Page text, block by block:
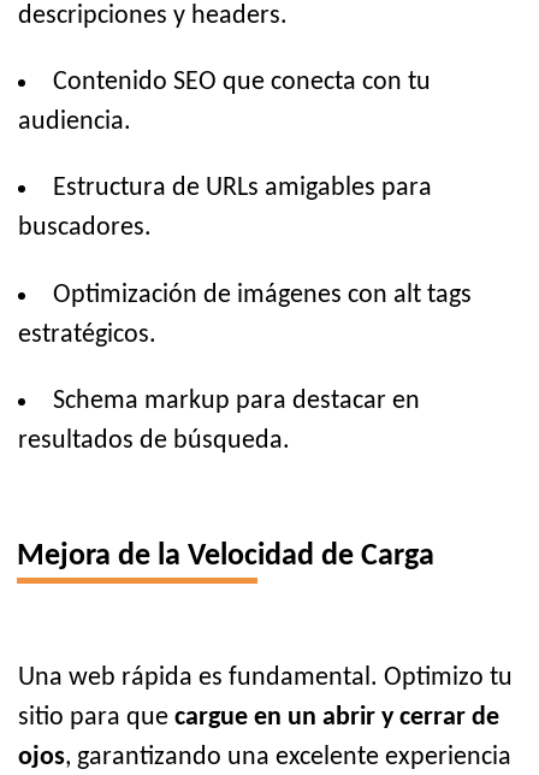
descripciones y headers.
Contenido SEO que conecta con tu
audiencia.
Estructura de URLs amigables para
buscadores.
Optimización de imágenes con alt tags
estratégicos.
Schema markup para destacar en
resultados de búsqueda.
Mejora de la Velocidad de Carga
Una web rápida es fundamental. Optimizo tu
sitio para que cargue en un abrir y cerrar de
ojos, garantizando una excelente experiencia